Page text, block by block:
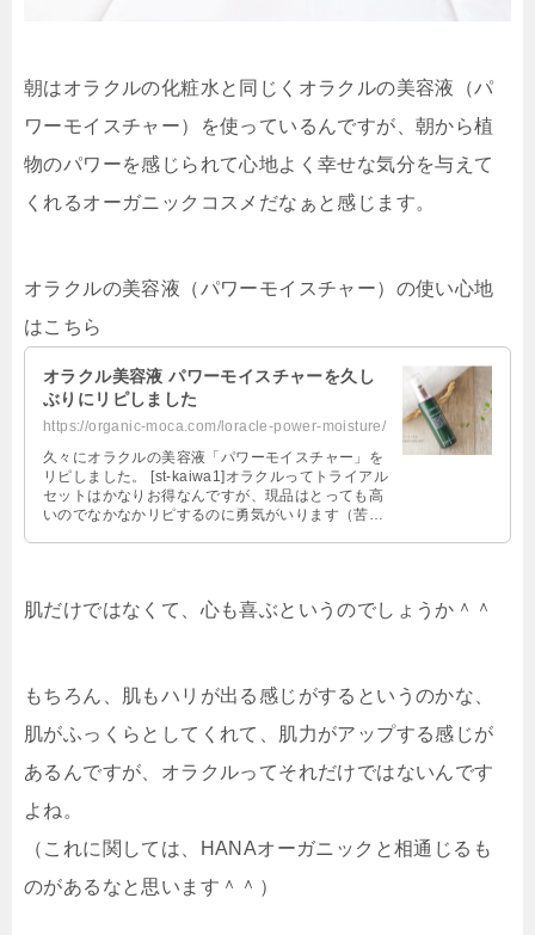
朝はオラクルの化粧水と同じくオラクルの美容液（パ
ワーモイスチャー）を使っているんですが、 朝から植
物のパワーを感じられて心地よく幸せな気分を与えて
くれるオーガニックコスメ だなぁと感じます。
オラクルの美容液（パワーモイスチャー）の使い心地
はこちら
オラクル美容液 パワーモイスチャーを久し
ぶりにリピしました
https://organic-moca.com/loracle-power-moisture/
久々にオラクルの美容液「パワーモイスチャー」を
リピしました。 [st-kaiwa1]オラクルってトライアル
セットはかなりお得なんですが、現品はとっても高
いのでなかなかリピするのに勇気がいります（苦
肌だけではなくて、心も喜ぶというのでしょうか＾＾
もちろん、肌もハリが出る感じがするというのかな、
肌がふっくらとしてくれて、肌力がアップする感じが
あるんですが、オラクルってそれだけではないんです
よね。
（これに関しては、HANAオーガニックと相通じるも
のがあるなと思います＾＾）